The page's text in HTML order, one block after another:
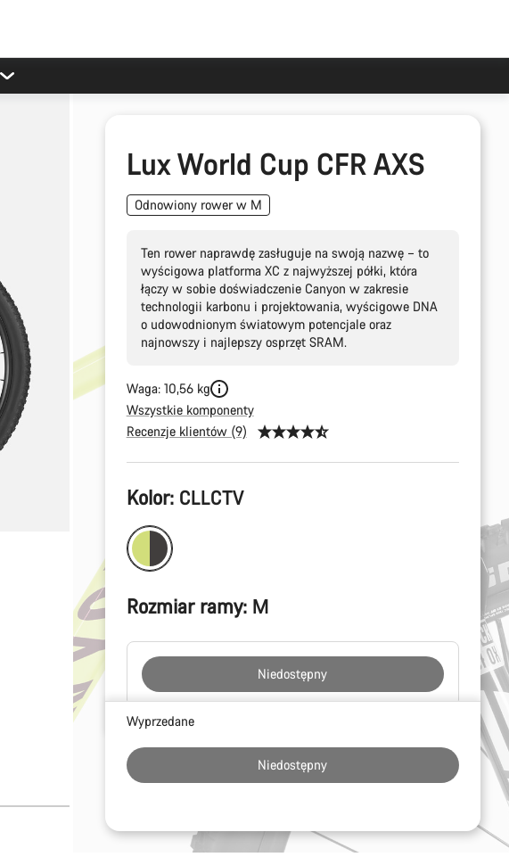
Lux World Cup CFR AXS
Odnowiony rower w M
Ten rower naprawdę zasługuje na swoją nazwę – to
wyścigowa platforma XC z najwyższej półki, która
łączy w sobie doświadczenie Canyon w zakresie
technologii karbonu i projektowania, wyścigowe DNA
o udowodnionym światowym potencjale oraz
najnowszy i najlepszy osprzęt SRAM.
Waga: 10,56 kg
Wszystkie komponenty
Recenzje klientów (9)
Konfiguracja
produktu
Kolor: CLLCTV
Rozmiar ramy: M
Niedostępny
Powody
zakupu
Wyprzedane
Niedostępny